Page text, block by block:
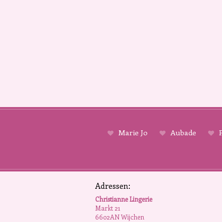
Marie Jo Aubade
Adressen:
Christianne Lingerie
Markt 21
6602AN Wijchen